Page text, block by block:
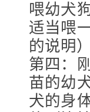
喂幼犬
适当喂
的说明）
第四：
苗的幼
犬的身